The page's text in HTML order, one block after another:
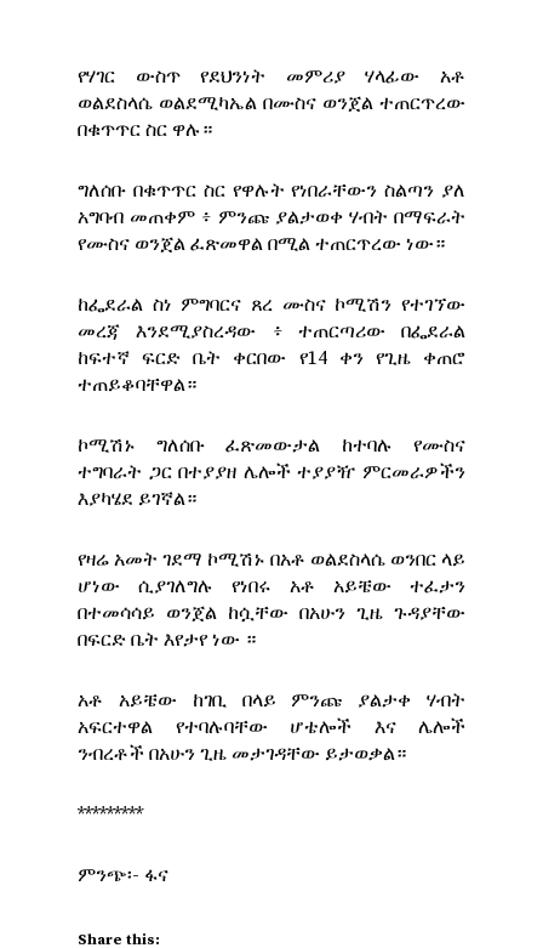
የሃገር ውስጥ የደህንነት መምሪያ ሃላፊው አቶ
ወልደስላሴ ወልደሚካኤል በሙስና ወንጀል ተጠርጥረው
በቁጥጥር ስር ዋሉ።
ግለሰቡ በቁጥጥር ስር የዋሉት የነበራቸውን ስልጣን ያለ
አግባብ መጠቀም ፥ ምንጩ ያልታወቀ ሃብት በማፍራት
የሙስና ወንጀል ፈጽመዋል በሚል ተጠርጥረው ነው።
ከፌደራል ስነ ምግባርና ጸረ ሙስና ኮሚሽን የተገኘው
መረጃ እንደሚያስረዳው ፥ ተጠርጣሪው በፌደራል
ከፍተኛ ፍርድ ቤት ቀርበው የ14 ቀን የጊዜ ቀጠሮ
ተጠይቆባቸዋል።
ኮሚሽኑ ግለሰቡ ፈጽመውታል ከተባሉ የሙስና
ተግባራት ጋር በተያያዘ ሌሎች ተያያዥ ምርመራዎችን
እያካሄደ ይገኛል።
የዛሬ አመት ገደማ ኮሚሽኑ በአቶ ወልደስላሴ ወንበር ላይ
ሆነው ሲያገለግሉ የነበሩ አቶ አይቼው ተፈታን
በተመሳሳይ ወንጀል ከሷቸው በአሁን ጊዜ ጉዳያቸው
በፍርድ ቤት እየታየ ነው ።
አቶ አይቼው ከገቢ በላይ ምንጩ ያልታቀ ሃብት
አፍርተዋል የተባሉባቸው ሆቴሎች እና ሌሎች
ንብረቶች በአሁን ጊዜ መታገዳቸው ይታወቃል።
*********
ምንጭ፡- ፋና
Share this: